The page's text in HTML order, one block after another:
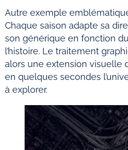
Autre exemple
Chaque saison adapte sa
son générique en fonction
l’histoire. Le traitement
alors une extension visuelle
en quelques secondes
à explorer.